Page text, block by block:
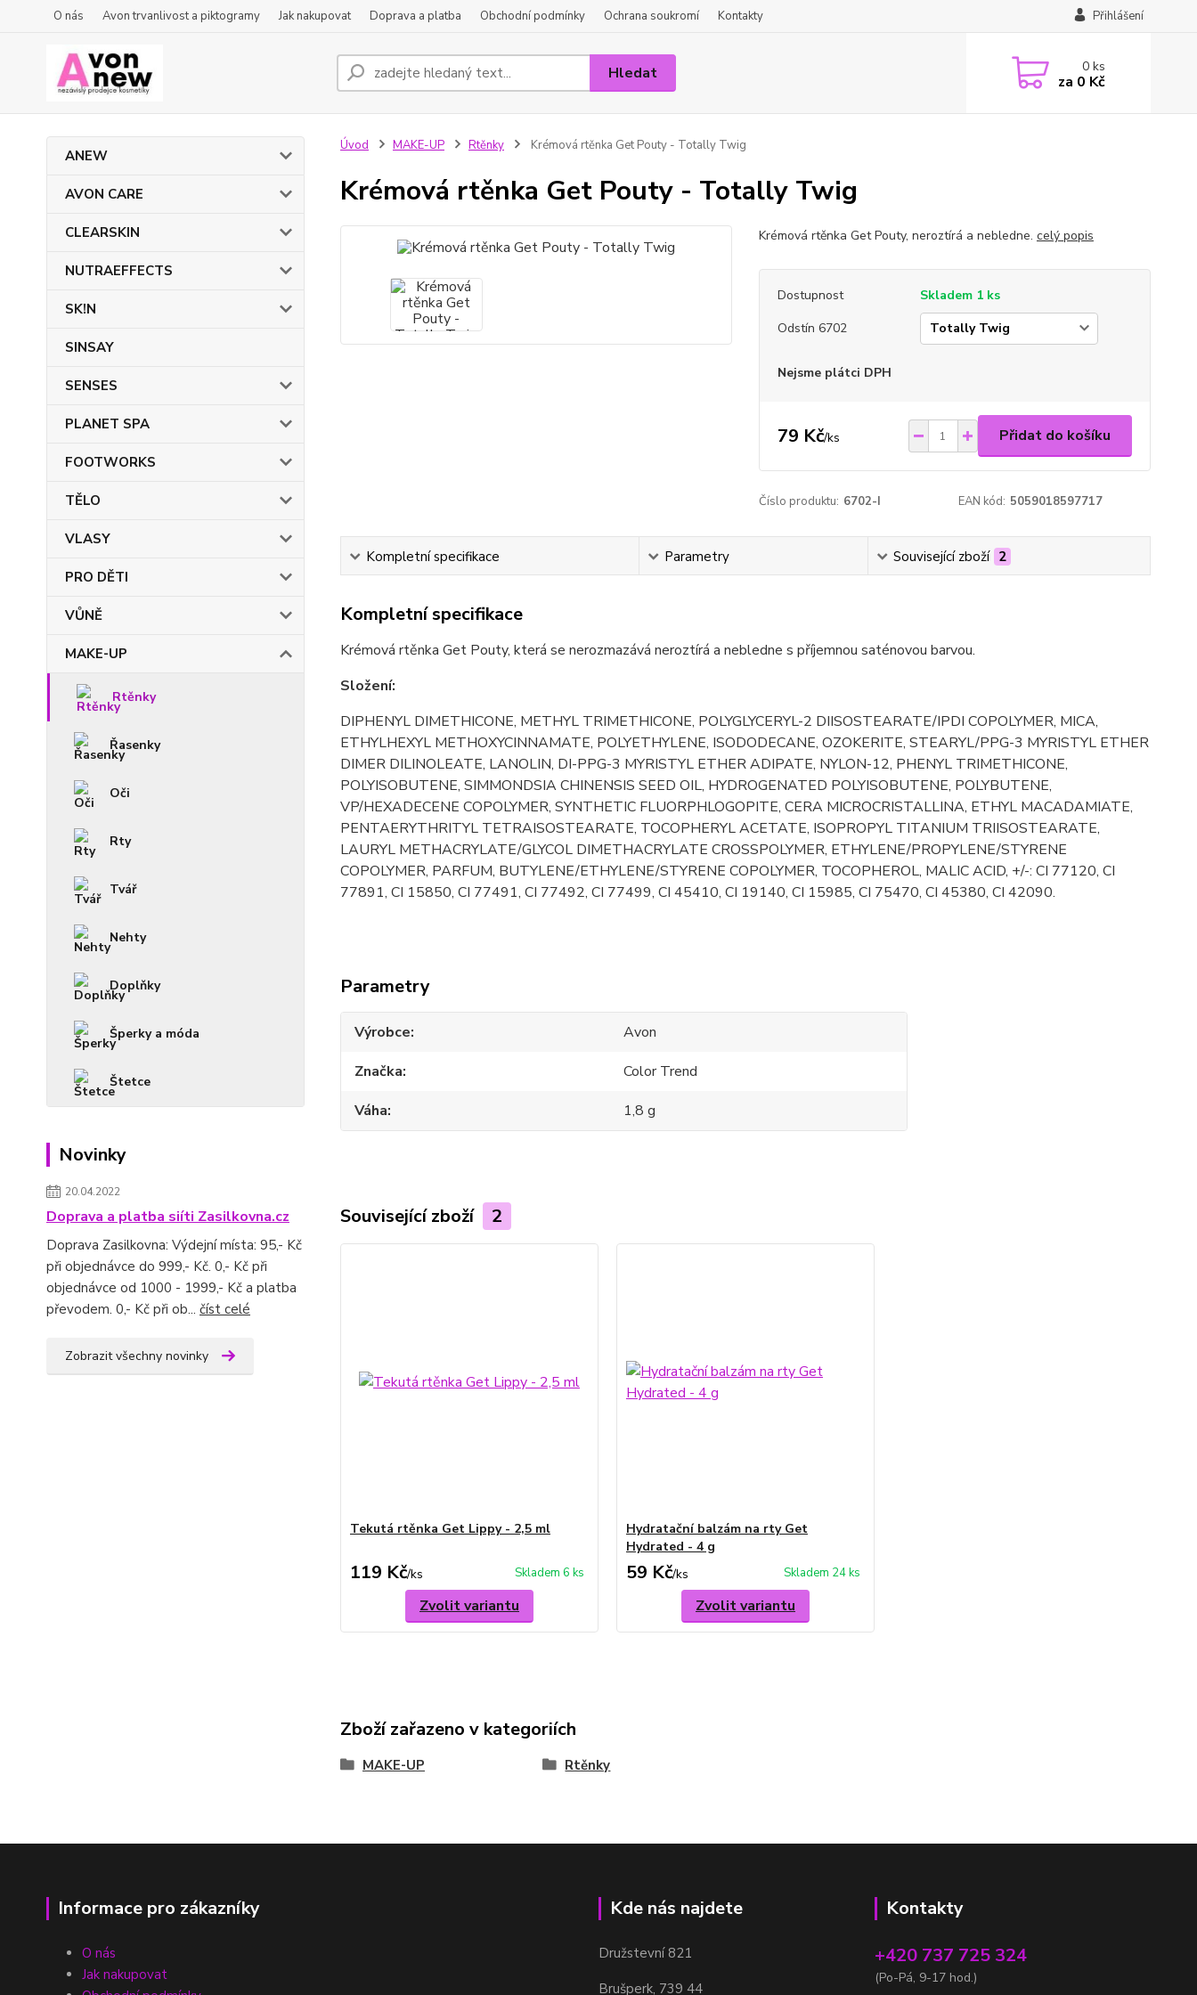
O nás Avon trvanlivost a piktogramy Jak nakupovat Doprava a platba Obchodní podmínky Ochrana soukromí Kontakty Přihlášení
Hledat 0ks
za 0 Kč
ANEW
AVON CARE
CLEARSKIN
NUTRAEFFECTS
SK!N
SINSAY
SENSES
PLANET SPA
FOOTWORKS
TĚLO
VLASY
PRO DĚTI
VŮNĚ
MAKE-UP
Rtěnky
Řasenky
Oči
Rty
Tvář
Nehty
Doplňky
Šperky a móda
Štetce
Novinky
20.04.2022
Doprava a platba siíti Zasilkovna.cz
Doprava Zasilkovna: Výdejní místa: 95,- Kč
při objednávce do 999,- Kč. 0,- Kč při
objednávce od 1000 - 1999,- Kč a platba
převodem. 0,- Kč při ob... číst celé
Zobrazit všechny novinky
Úvod MAKE-UP Rtěnky Krémová rtěnka Get Pouty - Totally Twig
Krémová rtěnka Get Pouty - Totally Twig
Krémová rtěnka Get Pouty, neroztírá a nebledne. celý popis
Dostupnost
Skladem 1 ks
Odstín 6702
Nejsme plátci DPH
79 Kč/ks Přidat do košíku
Číslo produktu: 6702-I EAN kód: 5059018597717
Kompletní specifikace Parametry Související zboží 2
Kompletní specifikace
Krémová rtěnka Get Pouty, která se nerozmazává neroztírá a nebledne s příjemnou saténovou barvou.
Složení:
DIPHENYL DIMETHICONE, METHYL TRIMETHICONE, POLYGLYCERYL-2 DIISOSTEARATE/IPDI COPOLYMER, MICA,
ETHYLHEXYL METHOXYCINNAMATE, POLYETHYLENE, ISODODECANE, OZOKERITE, STEARYL/PPG-3 MYRISTYL ETHER
DIMER DILINOLEATE, LANOLIN, DI-PPG-3 MYRISTYL ETHER ADIPATE, NYLON-12, PHENYL TRIMETHICONE,
POLYISOBUTENE, SIMMONDSIA CHINENSIS SEED OIL, HYDROGENATED POLYISOBUTENE, POLYBUTENE,
VP/HEXADECENE COPOLYMER, SYNTHETIC FLUORPHLOGOPITE, CERA MICROCRISTALLINA, ETHYL MACADAMIATE,
PENTAERYTHRITYL TETRAISOSTEARATE, TOCOPHERYL ACETATE, ISOPROPYL TITANIUM TRIISOSTEARATE,
LAURYL METHACRYLATE/GLYCOL DIMETHACRYLATE CROSSPOLYMER, ETHYLENE/PROPYLENE/STYRENE
COPOLYMER, PARFUM, BUTYLENE/ETHYLENE/STYRENE COPOLYMER, TOCOPHEROL, MALIC ACID, +/-: CI 77120, CI
77891, CI 15850, CI 77491, CI 77492, CI 77499, CI 45410, CI 19140, CI 15985, CI 75470, CI 45380, CI 42090.
Parametry
Výrobce
Avon
Značka
Color Trend
Váha
1,8 g
Související zboží 2
Tekutá rtěnka Get Lippy - 2,5 ml
119 Kč/ks Skladem 6 ks
Zvolit variantu
Hydratační balzám na rty Get
Hydrated - 4 g
59 Kč/ks Skladem 24 ks
Zvolit variantu
Zboží zařazeno v kategoriích
MAKE-UP Rtěnky
Informace pro zákazníky
O nás
Jak nakupovat
Kde nás najdete
Družstevní 821
Brušperk, 739 44
Kontakty
+420 737 725 324
(Po-Pá, 9-17 hod.)